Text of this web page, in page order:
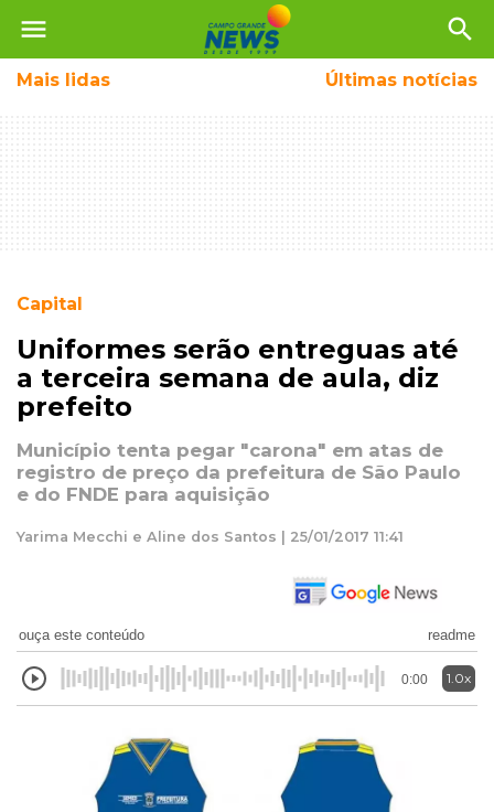
menu search
Mais lidas Últimas notícias
Capital
Uniformes serão entreguas até
a terceira semana de aula, diz
prefeito
Município tenta pegar "carona" em atas de
registro de preço da prefeitura de São Paulo
e do FNDE para aquisição
Yarima Mecchi e Aline dos Santos | 25/01/2017 11:41
ouça este conteúdo readme
0:00 1.0x